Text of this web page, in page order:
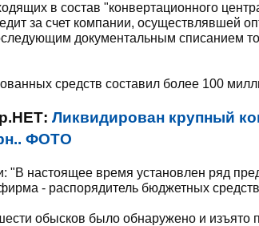
в состав "конвертационного
за счет компании, осуществлявшей
документальным списанием
средств составил более 100
Ликвидирован крупный
ФОТО
"В настоящее время установлен ряд
- распорядитель бюджетных
обысков было обнаружено и изъято